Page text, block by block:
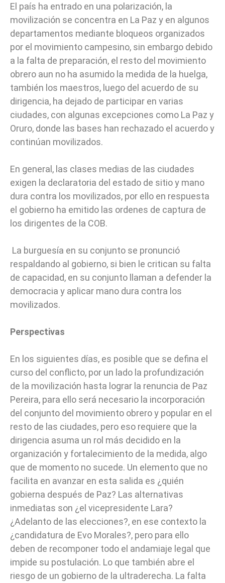
El país ha entrado en una polarización, la
movilización se concentra en La Paz y en algunos
departamentos mediante bloqueos organizados
por el movimiento campesino, sin embargo debido
a la falta de preparación, el resto del movimiento
obrero aun no ha asumido la medida de la huelga,
también los maestros, luego del acuerdo de su
dirigencia, ha dejado de participar en varias
ciudades, con algunas excepciones como La Paz y
Oruro, donde las bases han rechazado el acuerdo y
continúan movilizados.
En general, las clases medias de las ciudades
exigen la declaratoria del estado de sitio y mano
dura contra los movilizados, por ello en respuesta
el gobierno ha emitido las ordenes de captura de
los dirigentes de la COB.
La burguesía en su conjunto se pronunció
respaldando al gobierno, si bien le critican su falta
de capacidad, en su conjunto llaman a defender la
democracia y aplicar mano dura contra los
movilizados.
Perspectivas
En los siguientes días, es posible que se defina el
curso del conflicto, por un lado la profundización
de la movilización hasta lograr la renuncia de Paz
Pereira, para ello será necesario la incorporación
del conjunto del movimiento obrero y popular en el
resto de las ciudades, pero eso requiere que la
dirigencia asuma un rol más decidido en la
organización y fortalecimiento de la medida, algo
que de momento no sucede. Un elemento que no
facilita en avanzar en esta salida es ¿quién
gobierna después de Paz? Las alternativas
inmediatas son ¿el vicepresidente Lara?
¿Adelanto de las elecciones?, en ese contexto la
¿candidatura de Evo Morales?, pero para ello
deben de recomponer todo el andamiaje legal que
impide su postulación. Lo que también abre el
riesgo de un gobierno de la ultraderecha. La falta